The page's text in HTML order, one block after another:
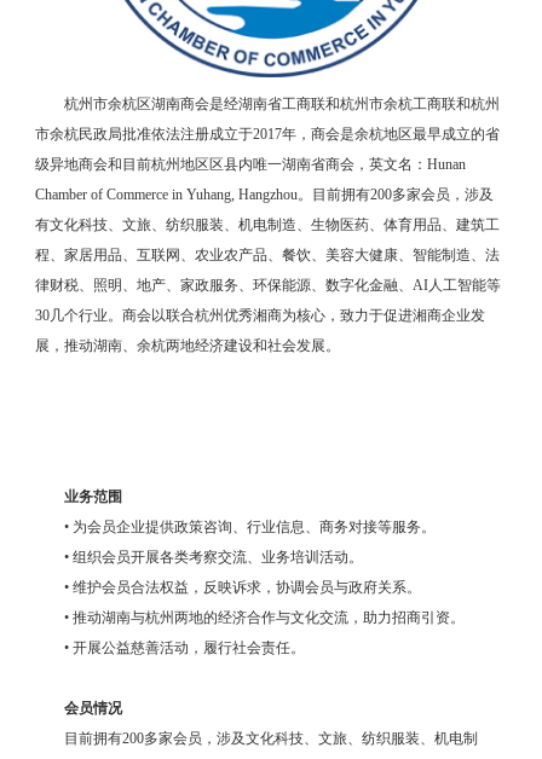
杭州市余杭区湖南商会是经湖南省工商联和杭州市余杭工商联和杭州
市余杭民政局批准依法注册成立于2017年，商会是余杭地区最早成立的省
级异地商会和目前杭州地区区县内唯一湖南省商会，英文名：Hunan
Chamber of Commerce in Yuhang, Hangzhou。目前拥有200多家会员，涉及
有文化科技、文旅、纺织服装、机电制造、生物医药、体育用品、建筑工
程、家居用品、互联网、农业农产品、餐饮、美容大健康、智能制造、法
律财税、照明、地产、家政服务、环保能源、数字化金融、AI人工智能等
30几个行业。商会以联合杭州优秀湘商为核心，致力于促进湘商企业发
展，推动湖南、余杭两地经济建设和社会发展。
业务范围
• 为会员企业提供政策咨询、行业信息、商务对接等服务。
• 组织会员开展各类考察交流、业务培训活动。
• 维护会员合法权益，反映诉求，协调会员与政府关系。
• 推动湖南与杭州两地的经济合作与文化交流，助力招商引资。
• 开展公益慈善活动，履行社会责任。
会员情况
目前拥有200多家会员，涉及文化科技、文旅、纺织服装、机电制